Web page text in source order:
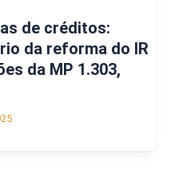
de créditos:
da reforma do IR
da MP 1.303,